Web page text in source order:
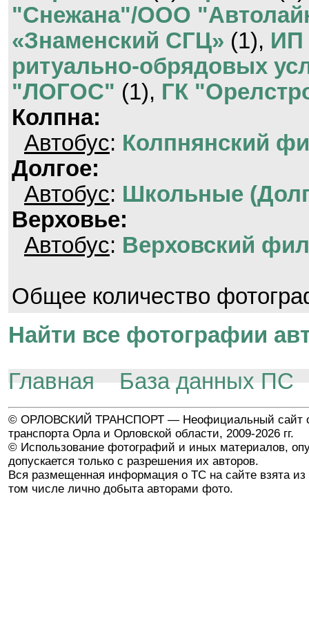
"Снежана"/ООО
«Знаменский СГЦ» (1), ИП
ритуально-обрядовых
"ЛОГОС" (1), ГК
Колпна:
Автобус: Колпнянский
Долгое:
Автобус: Школьные
Верховье:
Автобус: Верховский
Общее количество
Найти все фотографии
Главная
База данных ПС
© ОРЛОВСКИЙ ТРАНСПОРТ — Неофициальный сайт
транспорта Орла и Орловской области, 2009-2026 гг.
© Использование фотографий и иных материалов,
допускается только с разрешения их авторов.
Вся размещенная информация о ТС на сайте взята из
том числе лично добыта авторами фото.